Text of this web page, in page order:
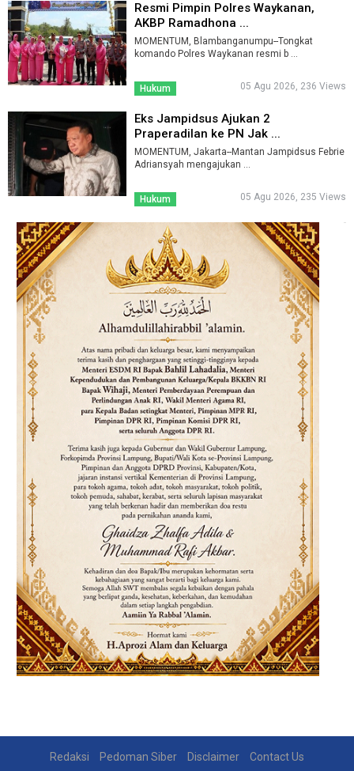
Resmi Pimpin Polres Waykanan,
AKBP Ramadhona ...
MOMENTUM, Blambanganumpu--Tongkat
komando Polres Waykanan resmi b ...
Hukum 05 Agu 2026, 236 Views
Eks Jampidsus Ajukan 2
Praperadilan ke PN Jak ...
MOMENTUM, Jakarta--Mantan Jampidsus Febrie
Adriansyah mengajukan ...
Hukum 05 Agu 2026, 235 Views
Redaksi Pedoman Siber Disclaimer Contact Us